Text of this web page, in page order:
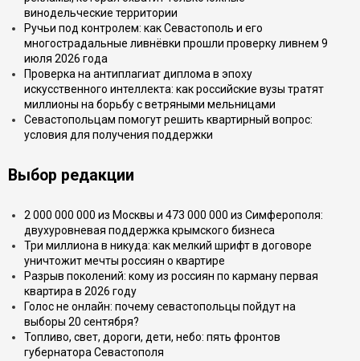
винодельческие территории
Ручьи под контролем: как Севастополь и его
многострадальные ливнёвки прошли проверку ливнем 9
июля 2026 года
Проверка на антиплагиат диплома в эпоху
искусственного интеллекта: как российские вузы тратят
миллионы на борьбу с ветряными мельницами
Севастопольцам помогут решить квартирный вопрос:
условия для получения поддержки
Выбор редакции
2 000 000 000 из Москвы и 473 000 000 из Симферополя:
двухуровневая поддержка крымского бизнеса
Три миллиона в никуда: как мелкий шрифт в договоре
уничтожит мечты россиян о квартире
Разрыв поколений: кому из россиян по карману первая
квартира в 2026 году
Голос не онлайн: почему севастопольцы пойдут на
выборы 20 сентября?
Топливо, свет, дороги, дети, небо: пять фронтов
губернатора Севастополя